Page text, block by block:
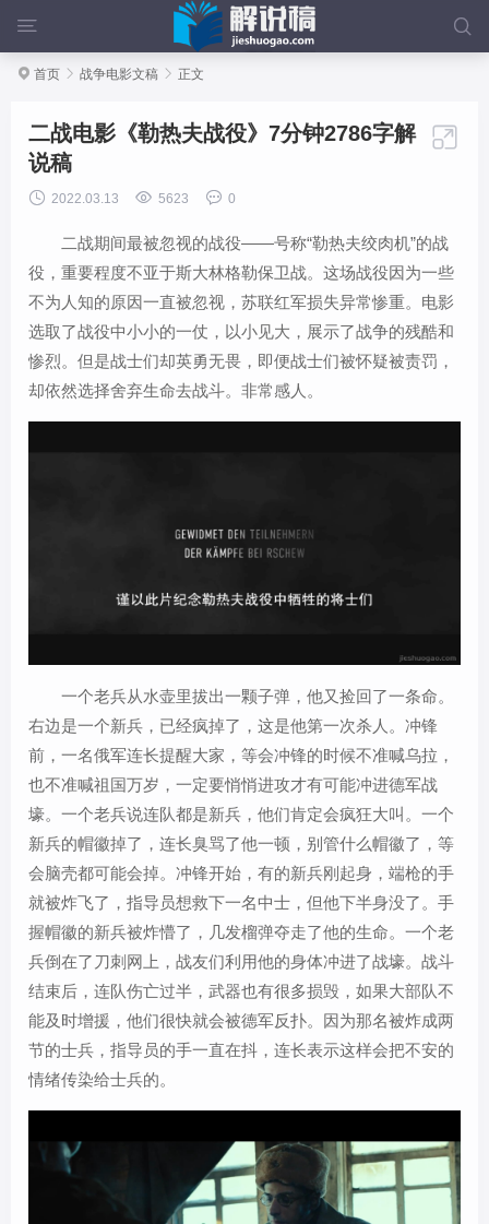
 
 首页  战争电影文稿  正文

二战电影《勒热夫战役》7分钟2786字解
说稿
 2022.03.13  5623  0
二战期间最被忽视的战役——号称“勒热夫绞肉机”的战
役，重要程度不亚于斯大林格勒保卫战。这场战役因为一些
不为人知的原因一直被忽视，苏联红军损失异常惨重。电影
选取了战役中小小的一仗，以小见大，展示了战争的残酷和
惨烈。但是战士们却英勇无畏，即便战士们被怀疑被责罚，
却依然选择舍弃生命去战斗。非常感人。
一个老兵从水壶里拔出一颗子弹，他又捡回了一条命。
右边是一个新兵，已经疯掉了，这是他第一次杀人。冲锋
前，一名俄军连长提醒大家，等会冲锋的时候不准喊乌拉，
也不准喊祖国万岁，一定要悄悄进攻才有可能冲进德军战
壕。一个老兵说连队都是新兵，他们肯定会疯狂大叫。一个
新兵的帽徽掉了，连长臭骂了他一顿，别管什么帽徽了，等
会脑壳都可能会掉。冲锋开始，有的新兵刚起身，端枪的手
就被炸飞了，指导员想救下一名中士，但他下半身没了。手
握帽徽的新兵被炸懵了，几发榴弹夺走了他的生命。一个老
兵倒在了刀刺网上，战友们利用他的身体冲进了战壕。战斗
结束后，连队伤亡过半，武器也有很多损毁，如果大部队不
能及时增援，他们很快就会被德军反扑。因为那名被炸成两
节的士兵，指导员的手一直在抖，连长表示这样会把不安的
情绪传染给士兵的。